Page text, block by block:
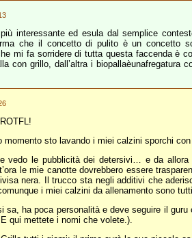
interessante ed esula dal semplice
che il concetto di pulito è un concetto
mi fa sorridere di tutta questa faccenda è
con grillo, dall’altra i
momento sto lavando i miei calzini sporchi
vedo le pubblicità dei detersivi… e da
le mie canotte dovrebbero essere
nera. Il trucco sta negli additivi che
i miei calzini da allenamento sono
sa, ha poca personalità e deve seguire il
qui mettete i nomi che volete.).